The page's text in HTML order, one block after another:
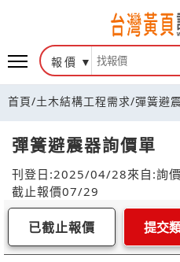
報價
首頁/土木結構工程需求/彈簧避
彈簧避震器詢價單
刊登日:2025/04/28來自:詢
截止報價07/29
已截止報價 提交